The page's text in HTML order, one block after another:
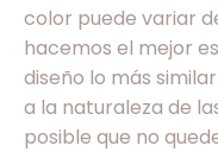
color puede variar
hacemos el mejor
diseño lo más
a la naturaleza de
posible que no